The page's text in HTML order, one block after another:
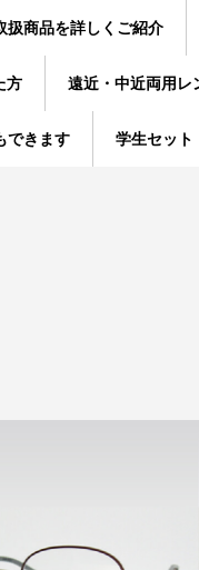
扱商品を詳しくご紹介
方 遠近・中近両用レ
できます 学生セット